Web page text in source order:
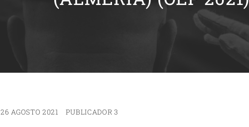
26 AGOSTO 2021 PUBLICADOR 3